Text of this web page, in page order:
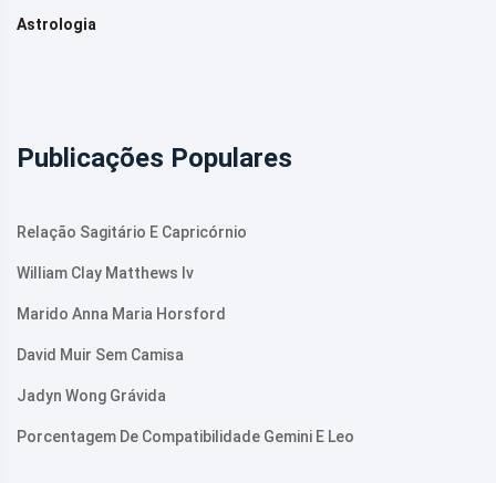
Astrologia
Publicações Populares
Relação Sagitário E Capricórnio
William Clay Matthews Iv
Marido Anna Maria Horsford
David Muir Sem Camisa
Jadyn Wong Grávida
Porcentagem De Compatibilidade Gemini E Leo